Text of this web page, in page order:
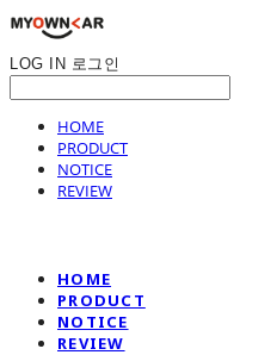
LOG IN 로그인
HOME
PRODUCT
NOTICE
REVIEW
HOME
PRODUCT
NOTICE
REVIEW